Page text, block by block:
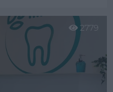
2779